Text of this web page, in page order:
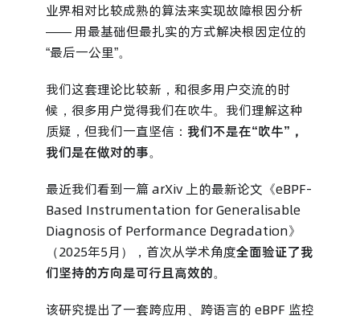
业界相对比较成熟的算法来实现故障根因分析
—— 用最基础但最扎实的方式解决根因定位的
“最后一公里”。
我们这套理论比较新，和很多用户交流的时
候，很多用户觉得我们在吹牛。我们理解这种
质疑，但我们一直坚信： 我们不是在“吹牛”，
我们是在做对的事。
最近我们看到一篇 arXiv 上的最新论文《eBPF-
Based Instrumentation for Generalisable
Diagnosis of Performance Degradation》
（2025年5月），首次从学术角度全面验证了我
们坚持的方向是可行且高效的。
该研究提出了一套跨应用、跨语言的 eBPF 监控